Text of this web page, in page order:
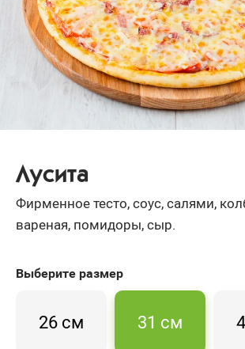
Лусита
Фирменное тесто, соус, салями,
вареная, помидоры, сыр.
Выберитеразмер
26 см 31 см